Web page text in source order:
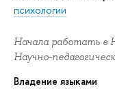
психологии
Начала работать в
Научно-
Владение языками